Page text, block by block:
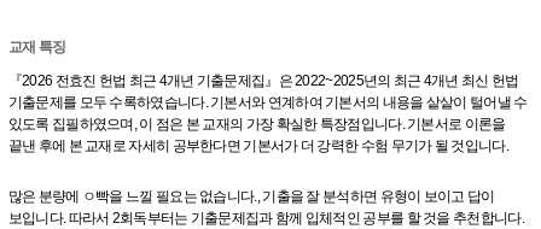
교재 특징
『2026 전효진 헌법 최근 4개년 기출문제집』은 2022~2025년의 최근 4개년 최신 헌법
기출문제를 모두 수록하였습니다. 기본서와 연계하여 기본서의 내용을 샅샅이 털어낼 수
있도록 집필하였으며, 이 점은 본 교재의 가장 확실한 특장점입니다. 기본서로 이론을
끝낸 후에 본 교재로 자세히 공부한다면 기본서가 더 강력한 수험 무기가 될 것입니다.
많은 분량에 ㅇ빡을 느낄 필요는 없습니다., 기출을 잘 분석하면 유형이 보이고 답이
보입니다. 따라서 2회독부터는 기출문제집과 함께 입체적인 공부를 할 것을 추천합니다.